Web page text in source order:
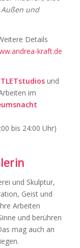
und
Details
kraft.de
und
im
bis 24:00 Uhr)
und Skulptur,
Geist und
Arbeiten
und berühren
mag auch an